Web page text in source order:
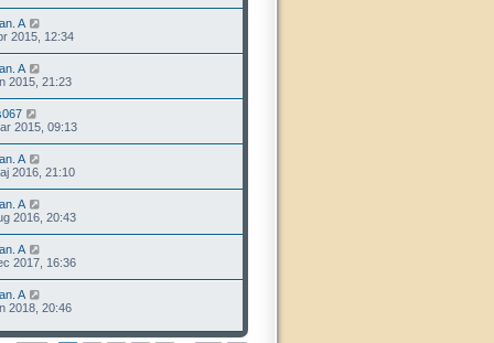
A
2015, 12:34
A
2015, 21:23
2015, 09:13
A
2016, 21:10
A
2016, 20:43
A
2017, 16:36
A
2018, 20:46